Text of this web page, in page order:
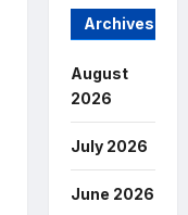
Archives
August
2026
July 2026
June 2026